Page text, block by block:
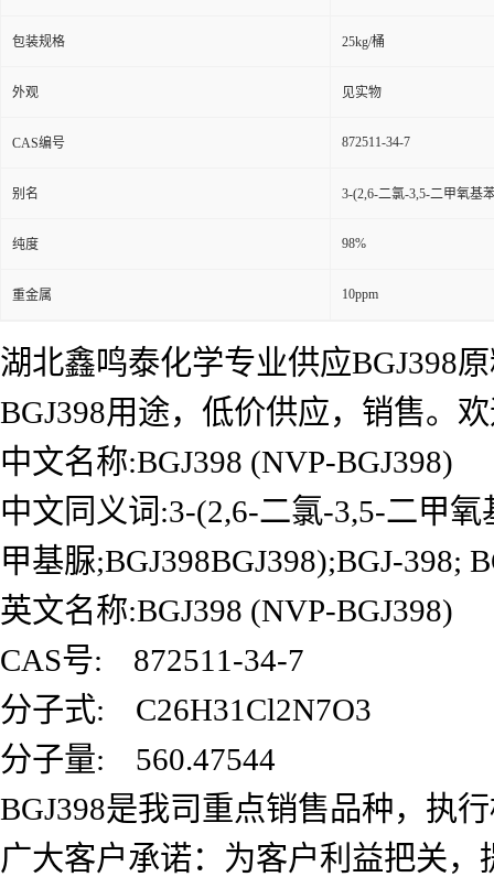
包装规格 25kg/桶
外观 见实物
CAS编号 872511-34-7
别名 3-(2,6-二氯-3,5-二甲氧基
纯度 98%
重金属 10ppm
湖北鑫鸣泰化学专业供应BGJ398
BGJ398用途，低价供应，销售。
中文名称:BGJ398 (NVP-BGJ398)
中文同义词:3-(2,6-二氯-3,5-二甲
甲基脲;BGJ398BGJ398);BGJ-398;
英文名称:BGJ398 (NVP-BGJ398)
CAS号: 872511-34-7
分子式: C26H31Cl2N7O3
分子量: 560.47544
BGJ398是我司重点销售品种，执
广大客户承诺：为客户利益把关